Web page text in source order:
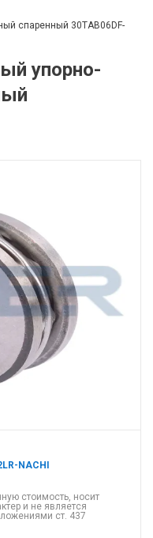
спаренный 30TAB06DF-
упорно-
NACHI
стоимость, носит
и не является
ст. 437